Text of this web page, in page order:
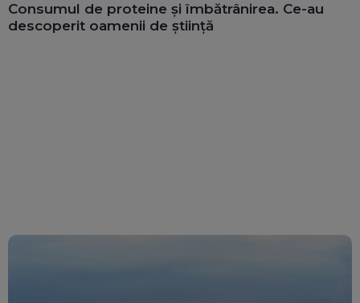
Consumul de proteine și îmbătrânirea. Ce-au
descoperit oamenii de știință